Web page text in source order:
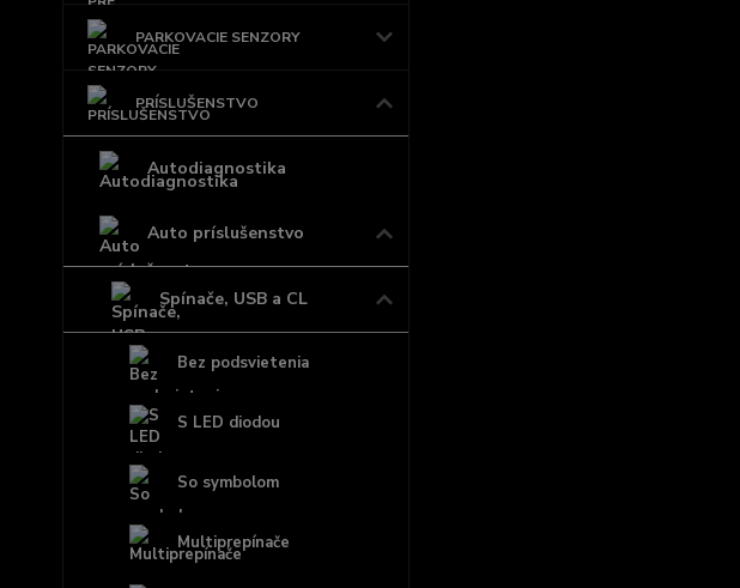
PARKOVACIE SENZORY
PRÍSLUŠENSTVO
Autodiagnostika
Auto príslušenstvo
Spínače, USB a CL
Bez podsvietenia
S LED diodou
So symbolom
Multiprepínače